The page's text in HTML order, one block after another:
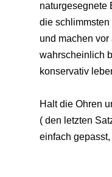
naturgesegnete
die
und machen
wahrscheinlich
konservativ
Halt die Ohren
( den letzten
einfach